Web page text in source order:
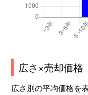
広さ×売却価格
広さ別の平均価格を